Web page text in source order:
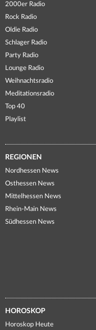
2000er Radio
Rock Radio
Oldie Radio
Schlager Radio
Party Radio
Lounge Radio
Weihnachtsradio
Meditationsradio
Top 40
Playlist
REGIONEN
Nordhessen News
Osthessen News
Mittelhessen News
Rhein-Main News
Südhessen News
HOROSKOP
Horoskop Heute